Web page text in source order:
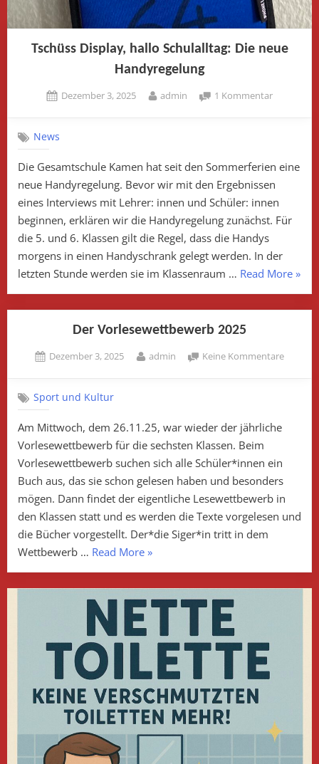
Tschüss Display, hallo Schulalltag: Die neue
Handyregelung
Posted
Dezember 3, 2025 By
admin 1 Kommentarzu
Die
neue
News
Die Gesamtschule Kamen hat seit den Sommerferien eine
neue Handyregelung. Bevor wir mit den Ergebnissen
eines Interviews mit Lehrer: innen und Schüler: innen
beginnen, erklären wir die Handyregelung zunächst. Für
die 5. und 6. Klassen gilt die Regel, dass die Handys
morgens in einen Handyschrank gelegt werden. In der
letzten Stunde werden sie im Klassenraum … Read More
hallo
»
Der Vorlesewettbewerb 2025
Posted
Dezember 3, 2025 By
admin Keine Kommentarezu
Sport und Kultur
Am Mittwoch, dem 26.11.25, war wieder der jährliche
Vorlesewettbewerb für die sechsten Klassen. Beim
Vorlesewettbewerb suchen sich alle Schüler*innen ein
Buch aus, das sie schon gelesen haben und besonders
mögen. Dann findet der eigentliche Lesewettbewerb in
den Klassen statt und es werden die Texte vorgelesen und
die Bücher vorgestellt. Der*die Siger*in tritt in dem
Wettbewerb … Read More„Der
2025“
»